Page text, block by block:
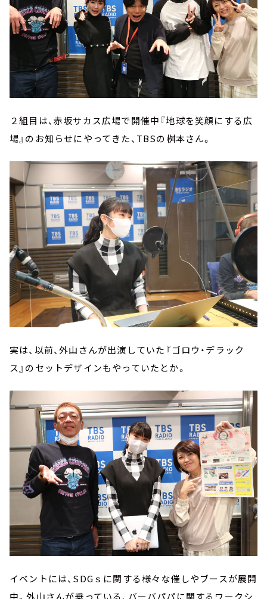
２組目は、赤坂サカス広場で開催中『地球を笑顔にする広
場』のお知らせにやってきた、TBSの桝本さん。
実は、以前、外山さんが出演していた『ゴロウ・デラック
ス』のセットデザインもやっていたとか。
イベントには、SDGｓに関する様々な催しやブースが展開
中。外山さんが乗っている、バーバパパに関するワークシ